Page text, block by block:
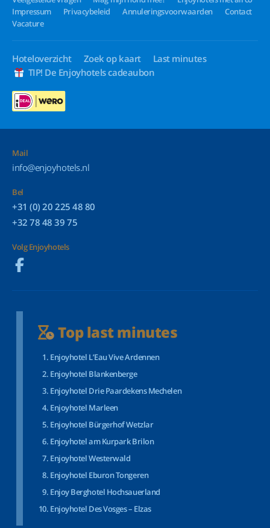
Impressum
Privacybeleid Annuleringsvoorwaarden
Contact
Vacature
Hoteloverzicht Zoek op kaart
Last minutes
TIP! De Enjoyhotels cadeaubon
Mail
info@enjoyhotels.nl
Bel
+31 (0) 20 225 48 80
+32 78 48 39 75
Volg Enjoyhotels
Top last minutes
Enjoyhotel L’Eau Vive Ardennen
Enjoyhotel Blankenberge
Enjoyhotel Drie Paardekens Mechelen
Enjoyhotel Marleen
Enjoyhotel Bürgerhof Wetzlar
Enjoyhotel am Kurpark Brilon
Enjoyhotel Westerwald
Enjoyhotel Eburon Tongeren
Enjoy Berghotel Hochsauerland
Enjoyhotel Des Vosges – Elzas